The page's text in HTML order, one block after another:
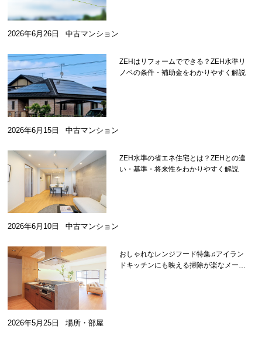
2026年6月26日 中古マンション
ZEHはリフォームでできる？ZEH水準リ
ノベの条件・補助金をわかりやすく解説
2026年6月15日 中古マンション
ZEH水準の省エネ住宅とは？ZEHとの違
い・基準・将来性をわかりやすく解説
2026年6月10日 中古マンション
おしゃれなレンジフード特集♫アイラン
ドキッチンにも映える掃除が楽なメーカ
2026年5月25日 場所・部屋